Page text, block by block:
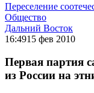
Переселение
Общество
Дальний Восток
16:4915 фев 2010
Первая партия
из России на